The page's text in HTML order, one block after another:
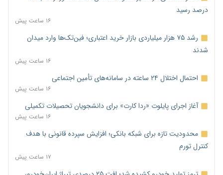
درصد رسید
۱۶ ساعت پیش
رشد ۷۵ هزار میلیاردی بازار خرید اعتباری؛ فین‌تک‌ها وارد میدان
شدند
۱۶ ساعت پیش
احتمال اختلال ۲۴ ساعته در سامانه‌های تأمین اجتماعی
۱۶ ساعت پیش
آغاز اجرای پایلوت «ردا کارت» برای دانشجویان تحصیلات تکمیلی
۱۶ ساعت پیش
محدودیت تازه برای شبکه بانکی؛ افزایش سپرده قانونی با هدف
کنترل تورم
۱۷ ساعت پیش